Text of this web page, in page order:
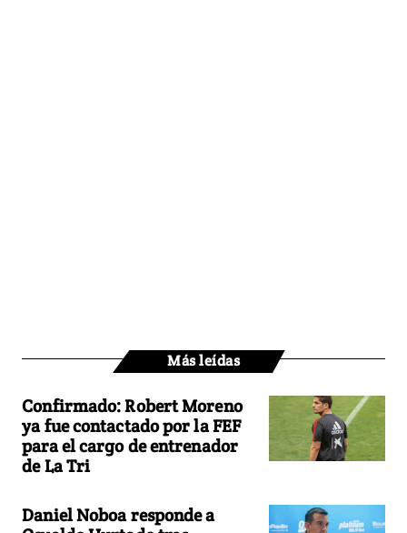
Más leídas
Confirmado: Robert Moreno
ya fue contactado por la FEF
para el cargo de entrenador
de La Tri
Daniel Noboa responde a